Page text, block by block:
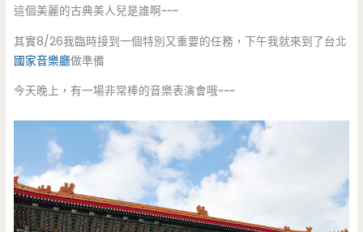
這個美麗的古典美人兒是誰啊~~~
其實8/26我臨時接到一個特別又重要的任務，下午我就來到了台北
國家音樂廳做準備
今天晚上，有一場非常棒的音樂表演會哦~~~